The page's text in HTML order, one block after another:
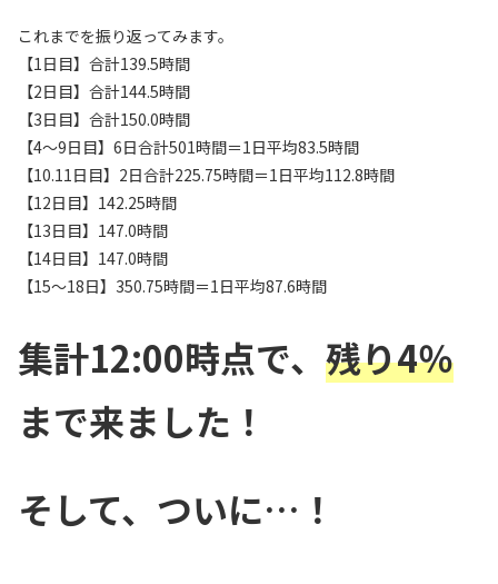
これまでを振り返ってみます。
【1日目】合計139.5時間
【2日目】合計144.5時間
【3日目】合計150.0時間
【4〜9日目】6日合計501時間＝1日平均83.5時間
【10.11日目】2日合計225.75時間＝1日平均112.8時間
【12日目】142.25時間
【13日目】147.0時間
【14日目】147.0時間
【15〜18日】350.75時間＝1日平均87.6時間
集計12:00時点で、 残り4％
まで来ました！
そして、ついに…！